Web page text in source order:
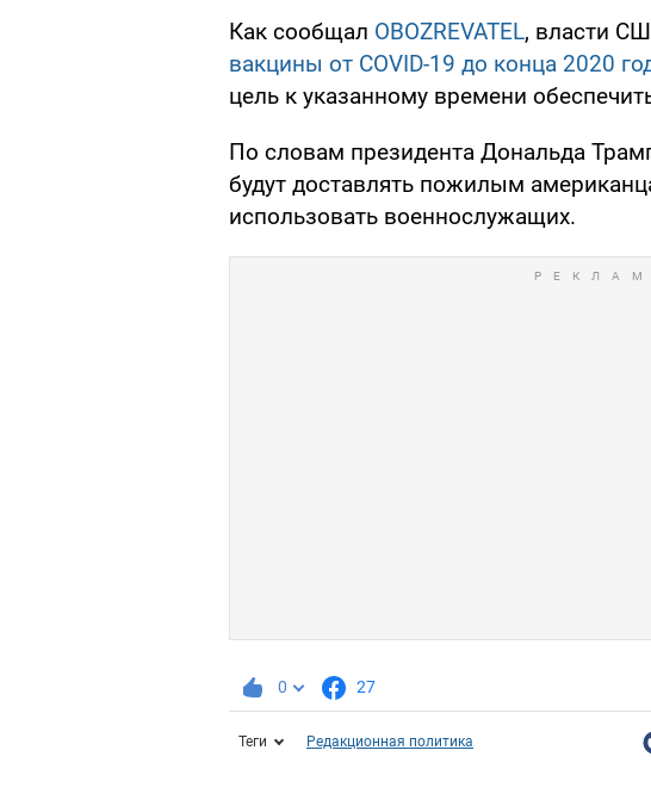
Как сообщал OBOZREVATEL, власти
вакцины от COVID-19 до конца 2020
цель к указанному времени
По словам президента Дональда
будут доставлять пожилым
использовать военнослужащих.
0 27
Теги Редакционная политика